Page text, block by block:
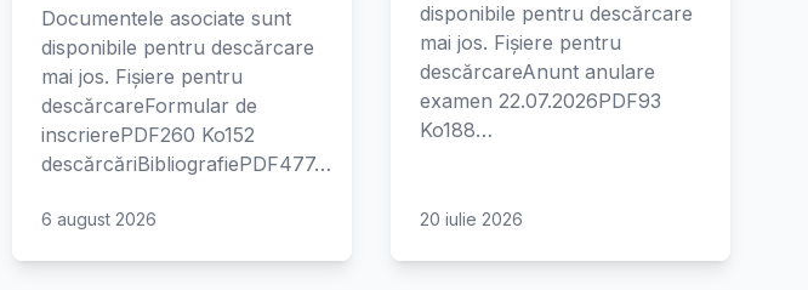
Documentele asociate sunt
disponibile pentru descărcare
mai jos. Fișiere pentru
descărcareFormular de
inscrierePDF260 Ko152
descărcăriBibliografiePDF477…
6 august 2026
disponibile pentru descărcare
mai jos. Fișiere pentru
descărcareAnunt anulare
examen 22.07.2026PDF93
Ko188…
20 iulie 2026